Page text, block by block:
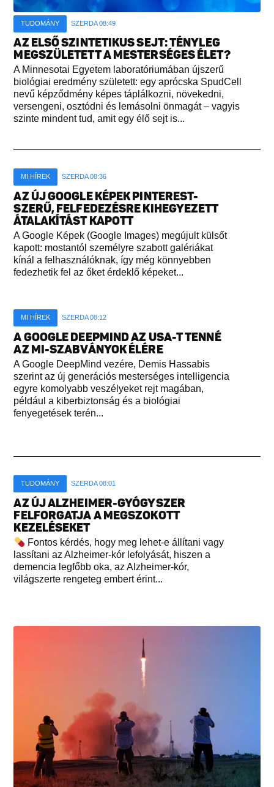
TUDOMÁNY SZERDA 08:49
AZ ELSŐ SZINTETIKUS SEJT: TÉNYLEG
MEGSZÜLETETT A MESTERSÉGES ÉLET?
A Minnesotai Egyetem laboratóriumában újszerű
biológiai eredmény született: egy aprócska SpudCell
nevű képződmény képes táplálkozni, növekedni,
versengeni, osztódni és lemásolni önmagát – vagyis
szinte mindent tud, amit egy élő sejt is...
MI HÍREK SZERDA 08:36
AZ ÚJ GOOGLE KÉPEK PINTEREST-
SZERŰ, FELFEDEZÉSRE KIHEGYEZETT
ÁTALAKÍTÁST KAPOTT
A Google Képek (Google Images) megújult külsőt
kapott: mostantól személyre szabott galériákat
kínál a felhasználóknak, így még könnyebben
fedezhetik fel az őket érdeklő képeket...
MI HÍREK SZERDA 08:12
A GOOGLE DEEPMIND AZ USA-T TENNÉ
AZ MI-SZABVÁNYOK ÉLÉRE
A Google DeepMind vezére, Demis Hassabis
szerint az új generációs mesterséges intelligencia
egyre komolyabb veszélyeket rejt magában,
például a kiberbiztonság és a biológiai
fenyegetések terén...
TUDOMÁNY SZERDA 08:01
AZ ÚJ ALZHEIMER-GYÓGYSZER
FELFORGATJA A MEGSZOKOTT
KEZELÉSEKET
Fontos kérdés, hogy meg lehet-e állítani vagy
lassítani az Alzheimer-kór lefolyását, hiszen a
demencia legfőbb oka, az Alzheimer-kór,
világszerte rengeteg embert érint...